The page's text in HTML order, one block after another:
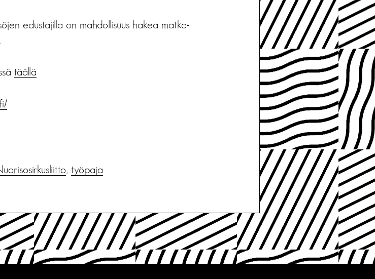
edustajilla on mahdollisuus hakea matka-
täällä
, työpaja